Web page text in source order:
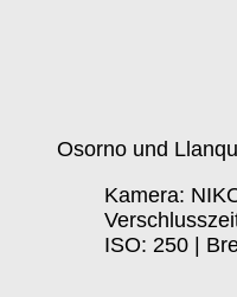
Osorno und
Kamera:
ISO: 250 |